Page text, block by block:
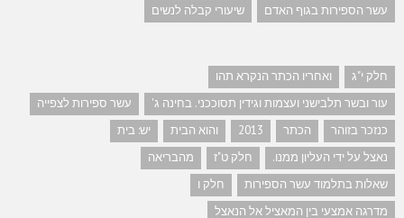
עשר הספירות בגוף האדם
שיעורי קבלה לנשים
חלק י"ג
ואחריו הכתר הנקרא תהו
עור ובשר תלבישני ועצמות וגידין תסוככני. בחינה ג'
עשר ספירות לצפייה
כנזכר בזוהר
הכתר 2013 והוא הבית
יש: בית
נאצל על ידי העליון ממנו.
חלק ט"ז
מהבריאה
שאלות בתלמוד עשר הספירות
חלק ו
מדרגה אמצעי בין המאציל אל הנאצל